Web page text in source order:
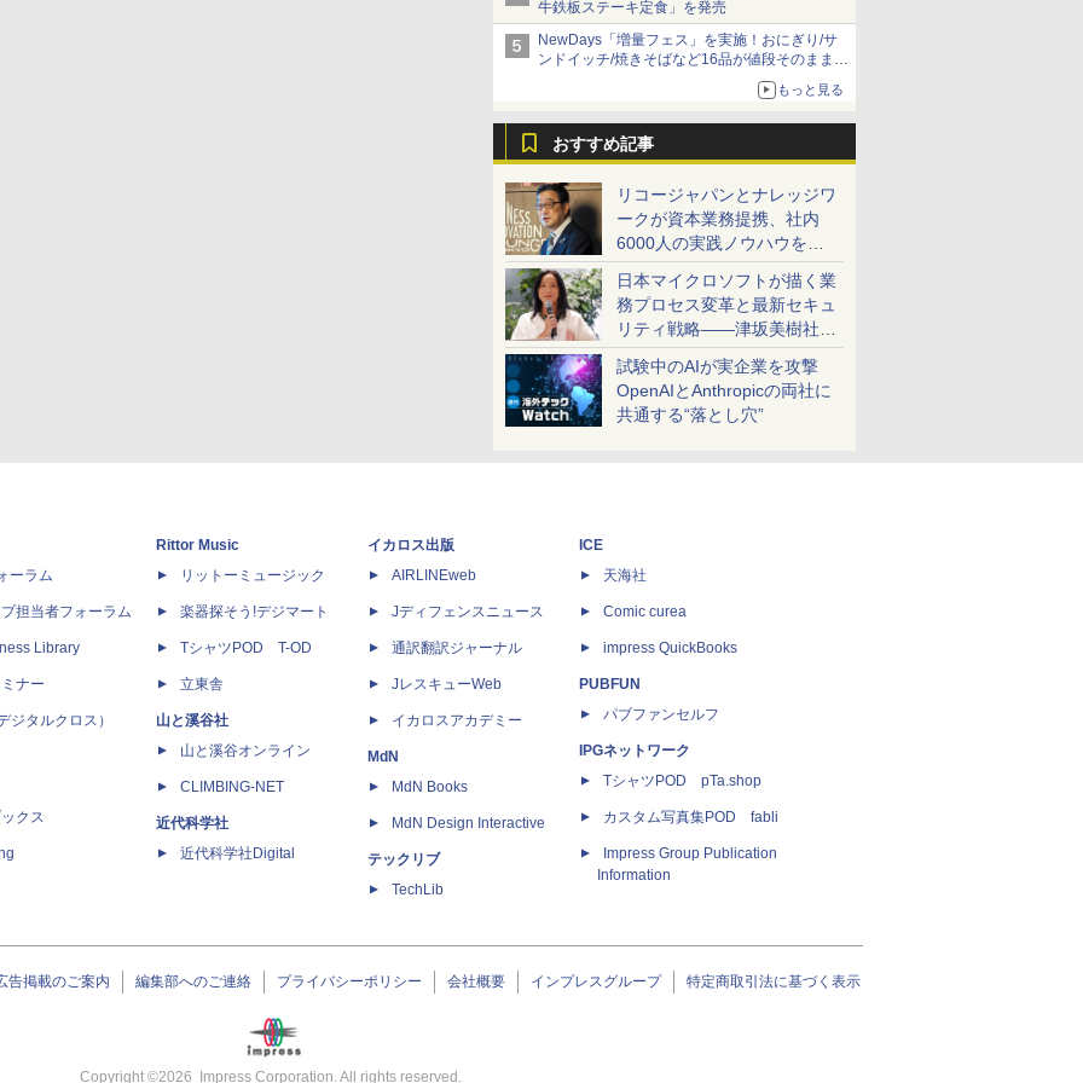
牛鉄板ステーキ定食」を発売
NewDays「増量フェス」を実施！おにぎり/サ
ンドイッチ/焼きそばなど16品が値段そのままで
もっと見る
おすすめ記事
リコージャパンとナレッジワ
ークが資本業務提携、社内
6000人の実践ノウハウを生
かした「AI商談記録 for
RICOH」を展開へ
日本マイクロソフトが描く業
務プロセス変革と最新セキュ
リティ戦略――津坂美樹社長
が2027年度戦略を説明
試験中のAIが実企業を攻撃
OpenAIとAnthropicの両社に
共通する“落とし穴”
ーラム
担当者フォーラム
Library
ナー
ジタルクロス）
クス
Rittor Music
リットーミュージック
楽器探そう!デジマート
TシャツPOD T-OD
立東舎
山と溪谷社
山と溪谷オンライン
CLIMBING-NET
近代科学社
近代科学社Digital
イカロス出版
AIRLINEweb
Jディフェンスニュース
通訳翻訳ジャーナル
JレスキューWeb
イカロスアカデミー
MdN
MdN Books
MdN Design Interactive
テックリブ
TechLib
ICE
天海社
Comic curea
impress QuickBooks
PUBFUN
パブファンセルフ
IPGネットワーク
TシャツPOD pTa.shop
カスタム写真集POD fabli
Impress Group Publication
Information
告掲載のご案内 編集部へのご連絡 プライバシーポリシー 会社概要 インプレスグループ 特定商取引法に基づく表示
Copyright ©2026 Impress Corporation. All rights reserved.